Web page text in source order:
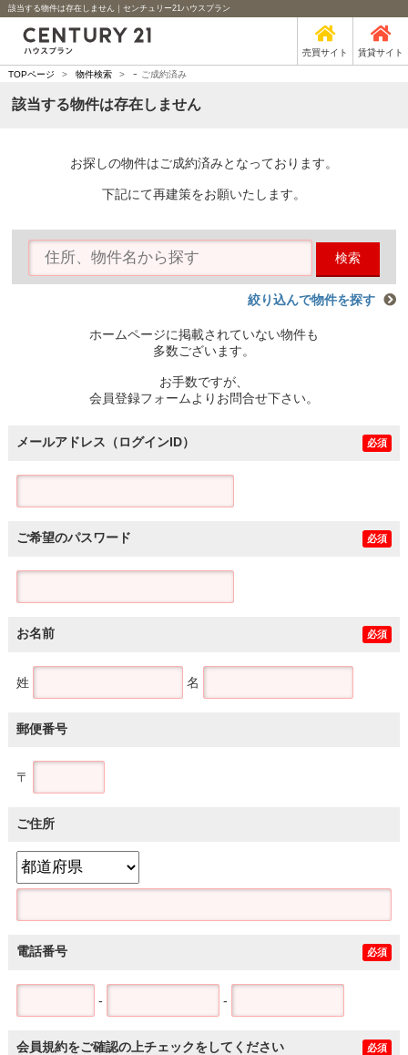
該当する物件は存在しません｜センチュリー21ハウスプラン
売買サイト 賃貸サイト
TOPページ > 物件検索 > - ご成約済み
該当する物件は存在しません
お探しの物件はご成約済みとなっております。
下記にて再建策をお願いたします。
検索
絞り込んで物件を探す
ホームページに掲載されていない物件も
多数ございます。
お手数ですが、
会員登録フォームよりお問合せ下さい。
メールアドレス（ログインID） 必須
ご希望のパスワード 必須
お名前 必須
姓 名
郵便番号
〒
ご住所
電話番号 必須
- -
会員規約をご確認の上チェックをしてください 必須